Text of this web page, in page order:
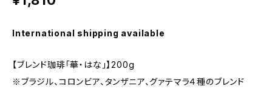
International shipping available
【ブレンド珈琲「華・はな」】200g
※ブラジル、コロンビア、タンザニア、グァテマラ４種のブレンド